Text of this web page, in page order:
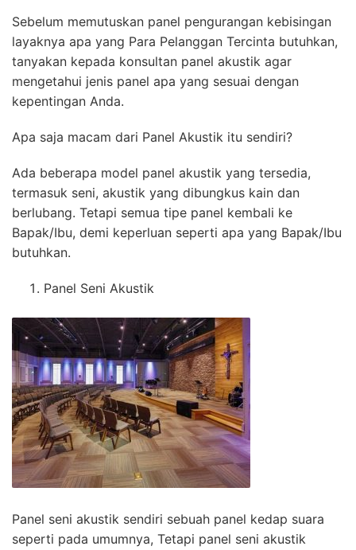
Sebelum memutuskan panel pengurangan kebisingan
layaknya apa yang Para Pelanggan Tercinta butuhkan,
tanyakan kepada konsultan panel akustik agar
mengetahui jenis panel apa yang sesuai dengan
kepentingan Anda.
Apa saja macam dari Panel Akustik itu sendiri?
Ada beberapa model panel akustik yang tersedia,
termasuk seni, akustik yang dibungkus kain dan
berlubang. Tetapi semua tipe panel kembali ke
Bapak/Ibu, demi keperluan seperti apa yang Bapak/Ibu
butuhkan.
Panel Seni Akustik
Panel seni akustik sendiri sebuah panel kedap suara
seperti pada umumnya, Tetapi panel seni akustik